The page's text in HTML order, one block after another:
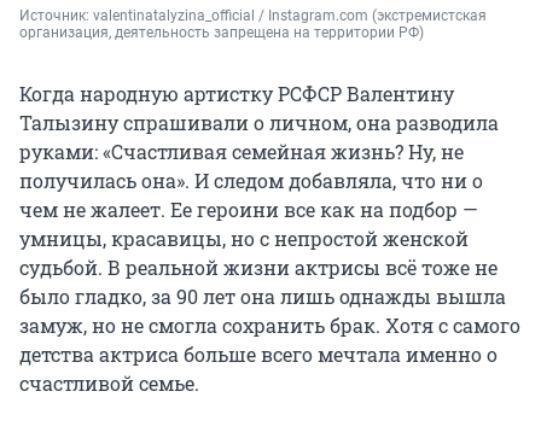
Источник: valentinatalyzina_official / Instagram.com (экстремистская
организация, деятельность запрещена на территории РФ)
Когда народную артистку РСФСР Валентину
Талызину спрашивали о личном, она разводила
руками: «Счастливая семейная жизнь? Ну, не
получилась она». И следом добавляла, что ни о
чем не жалеет. Ее героини все как на подбор —
умницы, красавицы, но с непростой женской
судьбой. В реальной жизни актрисы всё тоже не
было гладко, за 90 лет она лишь однажды вышла
замуж, но не смогла сохранить брак. Хотя с самого
детства актриса больше всего мечтала именно о
счастливой семье.